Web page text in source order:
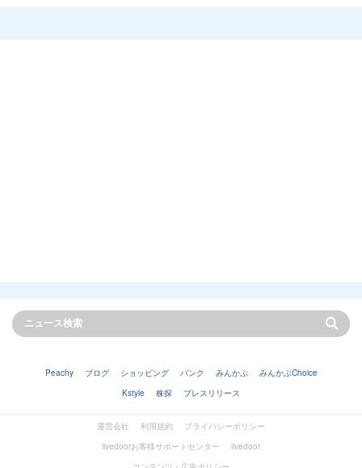
Peachy ブログ ショッピング バンク みんかぶ
みんかぶChoice
Kstyle
株探 プレスリリース
運営会社 利用規約
プライバシーポリシー
livedoorお客様サポートセンター
livedoor